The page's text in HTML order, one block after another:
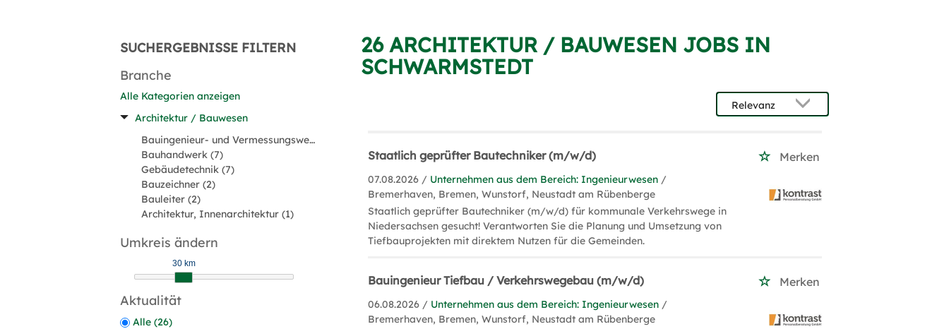
SUCHERGEBNISSE FILTERN
Branche
Alle Kategorien anzeigen
Architektur / Bauwesen
Bauingenieur- und Vermessungswesen (13)
Bauhandwerk (7)
Gebäudetechnik (7)
Bauzeichner (2)
Bauleiter (2)
Architektur, Innenarchitektur (1)
Umkreis ändern
30 km
Aktualität
Alle (26)
26 ARCHITEKTUR / BAUWESEN JOBS IN
SCHWARMSTEDT
Staatlich geprüfter Bautechniker (m/w/d) Merken
07.08.2026 / Unternehmen aus dem Bereich: Ingenieurwesen /
Bremerhaven, Bremen, Wunstorf, Neustadt am Rübenberge
Staatlich geprüfter Bautechniker (m/w/d) für kommunale Verkehrswege in
Niedersachsen gesucht! Verantworten Sie die Planung und Umsetzung von
Tiefbauprojekten mit direktem Nutzen für die Gemeinden.
Bauingenieur Tiefbau / Verkehrswegebau (m/w/d) Merken
06.08.2026 / Unternehmen aus dem Bereich: Ingenieurwesen /
Bremerhaven, Bremen, Wunstorf, Neustadt am Rübenberge